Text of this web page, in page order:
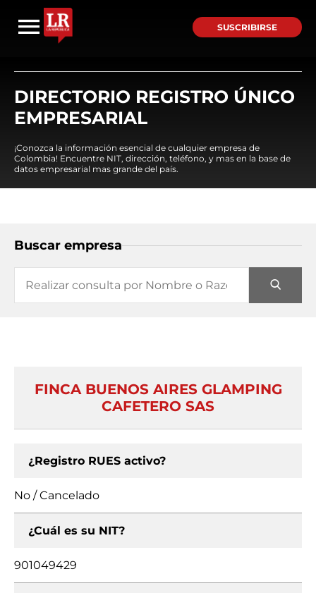
SUSCRIBIRSE
DIRECTORIO REGISTRO ÚNICO
EMPRESARIAL
¡Conozca la información esencial de cualquier empresa de
Colombia! Encuentre NIT, dirección, teléfono, y mas en la base de
datos empresarial mas grande del país.
Buscar empresa
FINCA BUENOS AIRES GLAMPING
CAFETERO SAS
¿Registro RUES activo?
No / Cancelado
¿Cuál es su NIT?
901049429